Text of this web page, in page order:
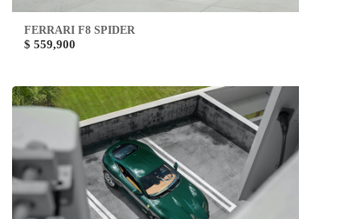
FERRARI F8 SPIDER
$ 559,900